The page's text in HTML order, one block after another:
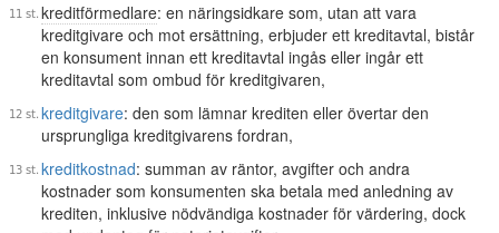
kreditförmedlare: en näringsidkare som, utan att vara
kreditgivare och mot ersättning, erbjuder ett kreditavtal, bistår
en konsument innan ett kreditavtal ingås eller ingår ett
kreditavtal som ombud för kreditgivaren,
kreditgivare: den som lämnar krediten eller övertar den
ursprungliga kreditgivarens fordran,
kreditkostnad: summan av räntor, avgifter och andra
kostnader som konsumenten ska betala med anledning av
krediten, inklusive nödvändiga kostnader för värdering, dock